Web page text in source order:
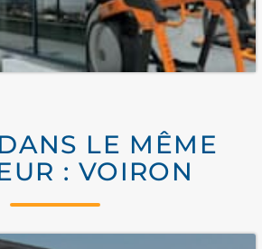
LE MÊME
: VOIRON